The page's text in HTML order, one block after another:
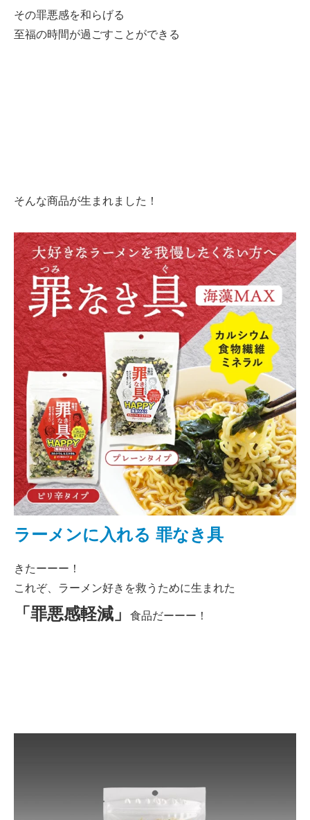
その罪悪感を和らげる
至福の時間が過ごすことができる
そんな商品が生まれました！
ラーメンに入れる 罪なき具
きたーーー！
これぞ、ラーメン好きを救うために生まれた
「罪悪感軽減」 食品だーーー！